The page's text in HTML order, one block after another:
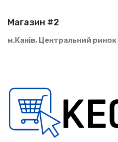
Магазин #2
м.Канів, Центральний ринок